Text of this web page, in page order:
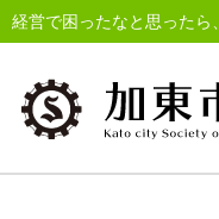
経営で困ったなと思ったら